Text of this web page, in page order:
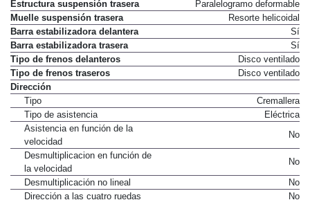
Estructura suspensión trasera
Paralelogramo deformable
Muelle suspensión trasera
Resorte helicoidal
Barra estabilizadora delantera
Sí
Barra estabilizadora trasera
Sí
Tipo de frenos delanteros
Disco ventilado
Tipo de frenos traseros
Dirección
Tipo
Cremallera
Tipo de asistencia
Asistencia en función de la
velocidad
No
Desmultiplicacion en función de
la velocidad
No
Desmultiplicación no lineal
No